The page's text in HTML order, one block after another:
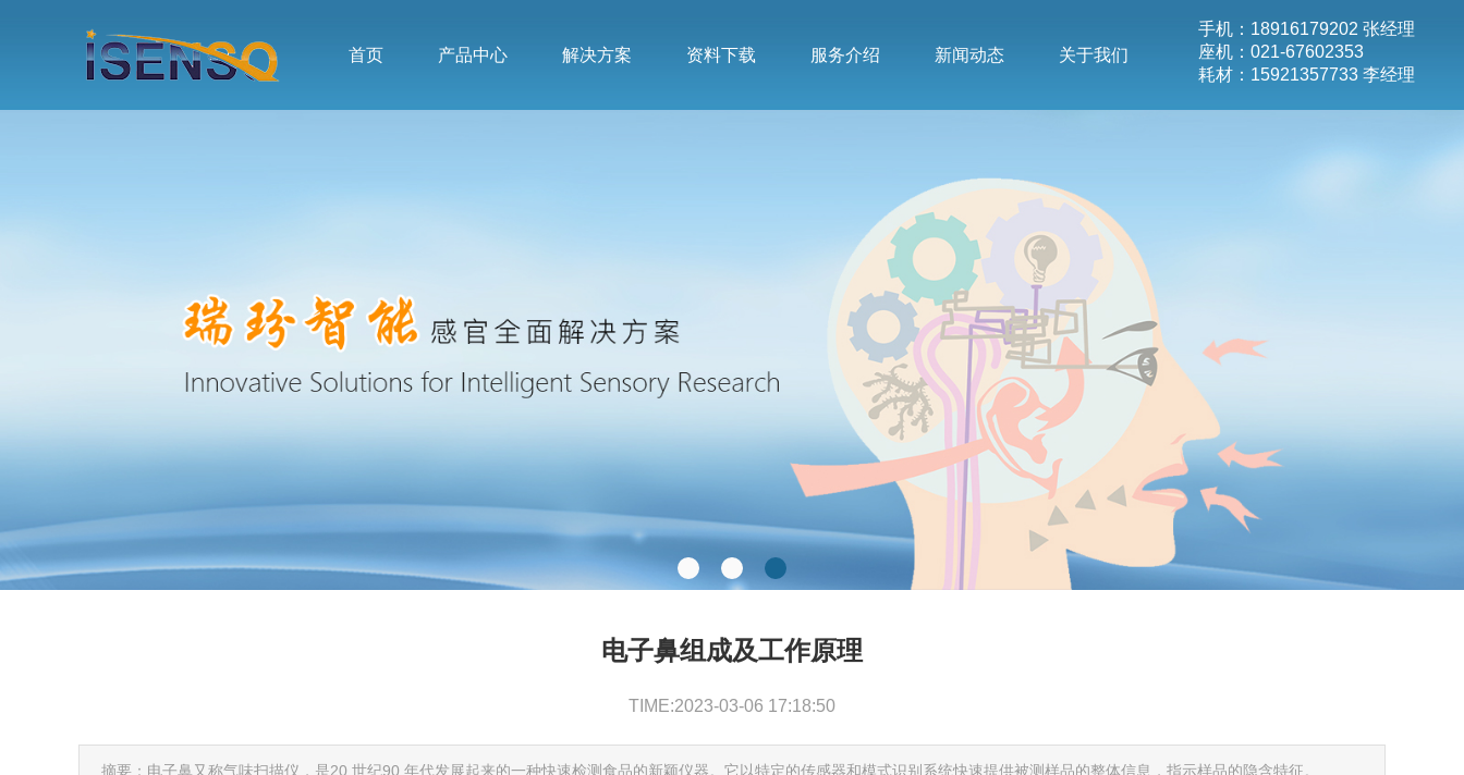
首页 产品中心 解决方案 资料下载 服务介绍 新闻动态 关于我们
手机：18916179202 张经理
座机：021-67602353
耗材：15921357733 李经理
电子鼻组成及工作原理
TIME:2023-03-06 17:18:50
摘要：电子鼻又称气味扫描仪，是20 世纪90 年代发展起来的一种快速检测食品的新颖仪器。它以特定的传感器和模式识别系统快速提供被测样品的整体信息，指示样品的隐含特征。